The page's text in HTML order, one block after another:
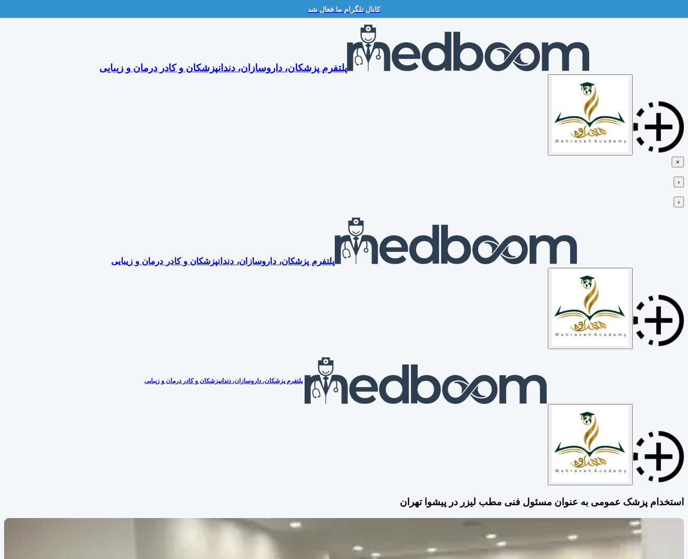
کانال تلگرام ما فعال شد
Skip
پلتفرم پزشکان، داروسازان، دندانپزشکان و کادر درمان و زیبایی
×
‹
›
پلتفرم پزشکان، داروسازان، دندانپزشکان و کادر درمان و زیبایی
پلتفرم پزشکان، داروسازان، دندانپزشکان و کادر درمان و زیبایی
استخدام پزشک عمومی به عنوان مسئول فنی مطب لیزر در پیشوا تهران